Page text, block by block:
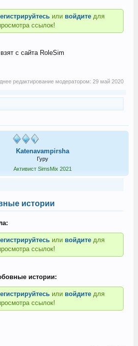
или войдите для
ссылок!
с сайта RoleSim
редактирование модератором:29 май 2020
Katenavampirsha
Гуру
Активист SimsMix 2021
истории
или войдите для
ссылок!
истории:
или войдите для
ссылок!